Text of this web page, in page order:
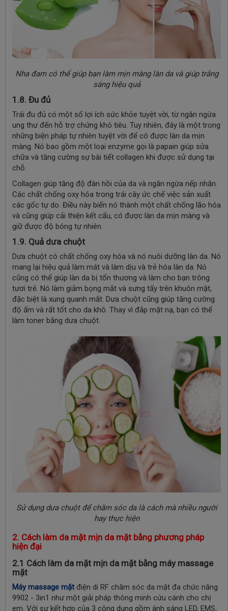
Nha đam có thể giúp bạn làm mịn màng làn da và giúp trắng
sáng hiệu quả
1.8. Đu đủ
Trái đu đủ có một số lợi ích sức khỏe tuyệt vời, từ ngăn ngừa
ung thư đến hỗ trợ chứng khó tiêu. Tuy nhiên, đây là một trong
những biện pháp tự nhiên tuyệt vời để có được làn da mịn
màng. Nó bao gồm một loại enzyme gọi là papain giúp sửa
chữa và tăng cường sự bài tiết collagen khi được sử dụng tại
chỗ.
Collagen giúp tăng độ đàn hồi của da và ngăn ngừa nếp nhăn.
Các chất chống oxy hóa trong trái cây ức chế việc sản xuất
các gốc tự do. Điều này biến nó thành một chất chống lão hóa
và cũng giúp cải thiện kết cấu, có được làn da mịn màng và
giữ được độ bóng tự nhiên.
1.9. Quả dưa chuột
Dưa chuột có chất chống oxy hóa và nó nuôi dưỡng làn da. Nó
mang lại hiệu quả làm mát và làm dịu và trẻ hóa làn da. Nó
cũng có thể giúp làn da bị tổn thương và làm cho bạn trông
tươi trẻ. Nó làm giảm bọng mắt và sưng tấy trên khuôn mặt,
đặc biệt là xung quanh mắt. Dưa chuột cũng giúp tăng cường
độ ẩm và rất tốt cho da khô. Thay vì đắp mặt nạ, bạn có thể
làm toner bằng dưa chuột.
Sử dụng dưa chuột để chăm sóc da là cách mà nhiều người
hay thực hiện
2. Cách làm da mặt mịn da mặt bằng phương pháp
hiện đại
2.1 Cách làm da mặt mịn da mặt bằng máy massage
mặt
Máy massage mặtđiện di RF chăm sóc da mặt đa chức năng
9902 - 3in1 như một giải pháp thông minh cứu cánh cho chị
em. Với sự kết hợp của 3 công dụng gồm ánh sáng LED, EMS,